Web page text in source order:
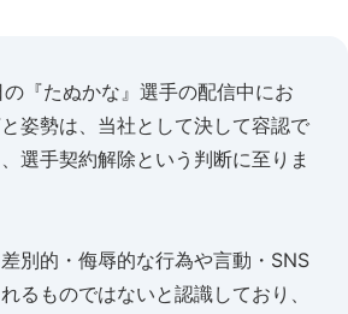
の『たぬかな』選手の配信中にお
姿勢は、当社として決して容認で
選手契約解除という判断に至りま
別的・侮辱的な行為や言動・SNS
るものではないと認識しており、